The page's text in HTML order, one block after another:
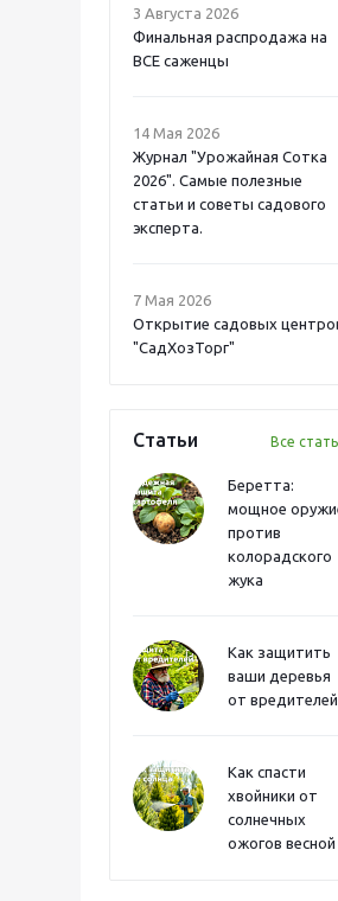
3 Августа 2026
Финальная распродажа на
ВСЕ саженцы
14 Мая 2026
Журнал "Урожайная Сотка
2026". Самые полезные
статьи и советы садового
эксперта.
7 Мая 2026
Открытие садовых
"СадХозТорг"
Статьи Все
Беретта:
мощное
против
колорадского
жука
Как защитить
ваши деревья
от вредителей
Как спасти
хвойники от
солнечных
ожогов весной